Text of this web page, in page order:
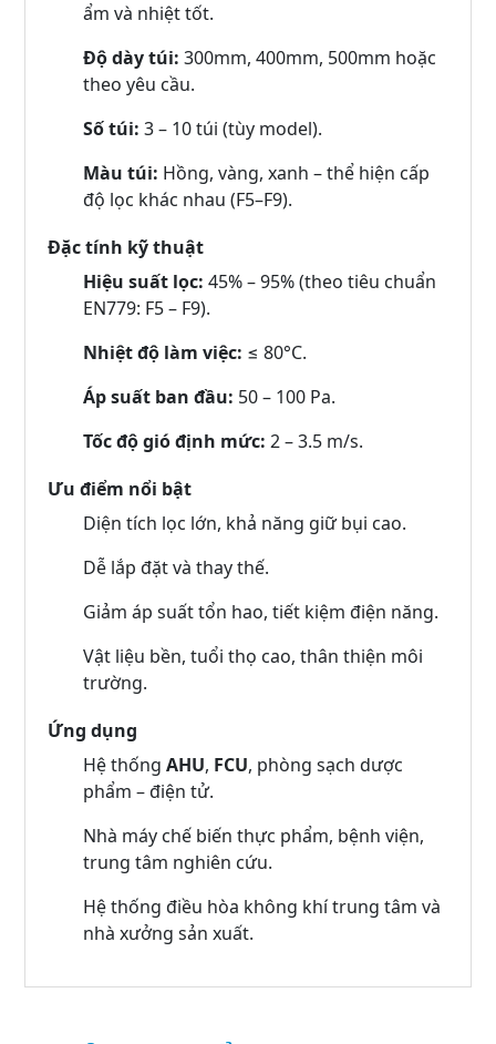
ẩm và nhiệt tốt.
Độ dày túi: 300mm, 400mm, 500mm hoặc
theo yêu cầu.
Số túi: 3 – 10 túi (tùy model).
Màu túi: Hồng, vàng, xanh – thể hiện cấp
độ lọc khác nhau (F5–F9).
Đặc tính kỹ thuật
Hiệu suất lọc: 45% – 95% (theo tiêu chuẩn
EN779: F5 – F9).
Nhiệt độ làm việc: ≤ 80°C.
Áp suất ban đầu: 50 – 100 Pa.
Tốc độ gió định mức: 2 – 3.5 m/s.
Ưu điểm nổi bật
Diện tích lọc lớn, khả năng giữ bụi cao.
Dễ lắp đặt và thay thế.
Giảm áp suất tổn hao, tiết kiệm điện năng.
Vật liệu bền, tuổi thọ cao, thân thiện môi
trường.
Ứng dụng
Hệ thốngAHU, FCU, phòng sạch dược
phẩm – điện tử.
Nhà máy chế biến thực phẩm, bệnh viện,
trung tâm nghiên cứu.
Hệ thống điều hòa không khí trung tâm và
nhà xưởng sản xuất.